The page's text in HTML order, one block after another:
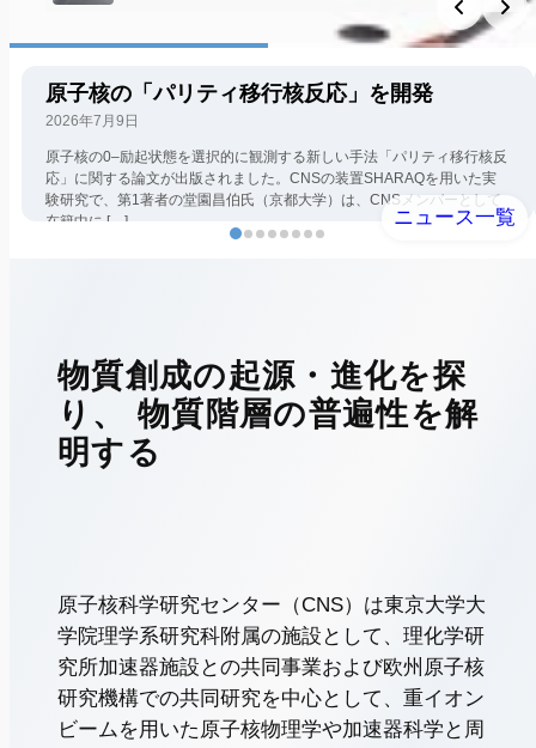
原子核の「パリティ移行核反応」を開発
2026年7月9日
原子核の0–励起状態を選択的に観測する新しい手法「パリティ移行核反
応」に関する論文が出版されました。CNSの装置SHARAQを用いた実
験研究で、第1著者の堂園昌伯氏（京都大学）は、CNSメンバーとして
在籍中に […]
ニュース一覧
物質創成の起源・進化を探
り、
物質階層の普遍性を解
明する
原子核科学研究センター（CNS）は東京大学大
学院理学系研究科附属の施設として、理化学研
究所加速器施設との共同事業および欧州原子核
研究機構での共同研究を中心として、重イオン
ビームを用いた原子核物理学や加速器科学と周